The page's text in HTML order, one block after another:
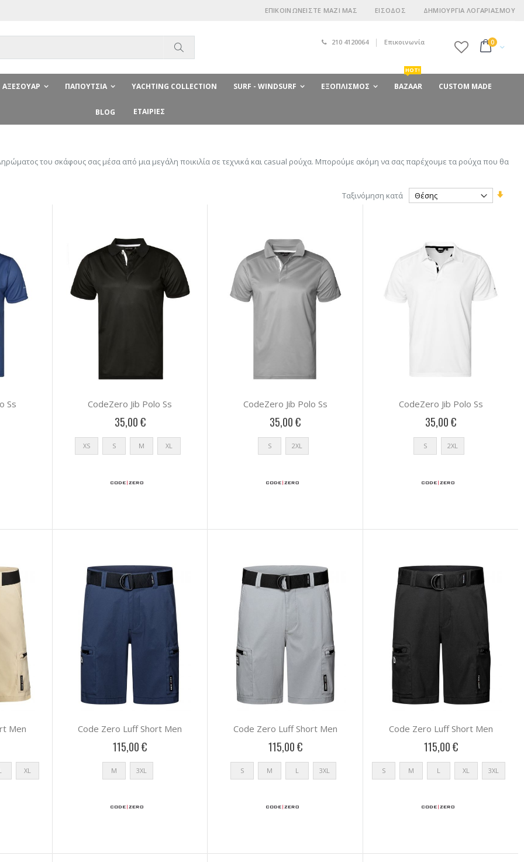
ΕΠΙΚΟΙΝΩΝΕΊΣΤΕ ΜΑΖΊ ΜΑΣ ΕΊΣΟΔΟΣ ΔΗΜΙΟΥΡΓΊΑ ΛΟΓΑΡΙΑΣΜΟΎ
Cart
0στοιχεία
210 4120064 Επικοινωνία
ΑΞΕΣΟΥΆΡ ΠΑΠΟΎΤΣΙΑ YACHTING COLLECTION SURF - WINDSURF ΕΞΟΠΛΙΣΜΌΣ BAZAAR
HOT!
CUSTOM MADE
BLOG ΕΤΑΙΡΊΕΣ
του σκάφους σας μέσα από μια μεγάλη ποικιλία σε τεχνικά και casual ρούχα. Μπορούμε ακόμη να σας παρέχουμε τα ρούχα που θα
Ταξινόμηση κατά
Ss CodeZero Jib Polo Ss
35,00 €
XS S M XL
CodeZero Jib Polo Ss
35,00 €
S 2XL
CodeZero Jib Polo Ss
35,00 €
S 2XL
Men
XL
Code Zero Luff Short Men
115,00 €
M 3XL
Code Zero Luff Short Men
115,00 €
S M L 3XL
Code Zero Luff Short Men
115,00 €
S M L XL 3XL